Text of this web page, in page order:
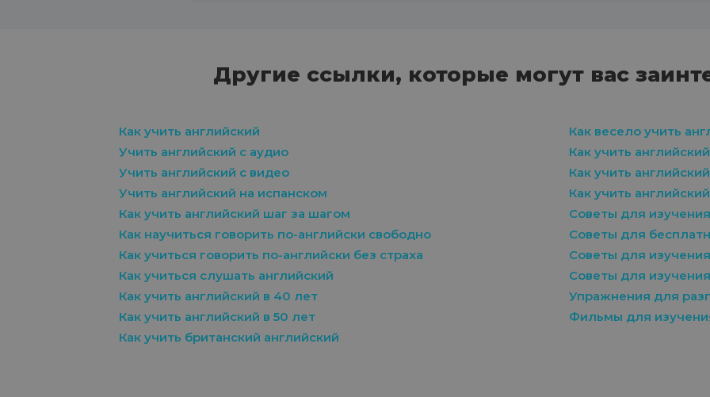
Другие ссылки, которые могут вас
Как учить английский
Учить английский с аудио
Учить английский с видео
Учить английский на испанском
Как учить английский шаг за шагом
Как научиться говорить по-английски свободно
Как учиться говорить по-английски без страха
Как учиться слушать английский
Как учить английский в 40 лет
Как учить английский в 50 лет
Как учить британский английский
Как весело учить
Как учить
Как учить
Как учить
Советы для
Советы для
Советы для
Советы для
Упражнения для
Фильмы для